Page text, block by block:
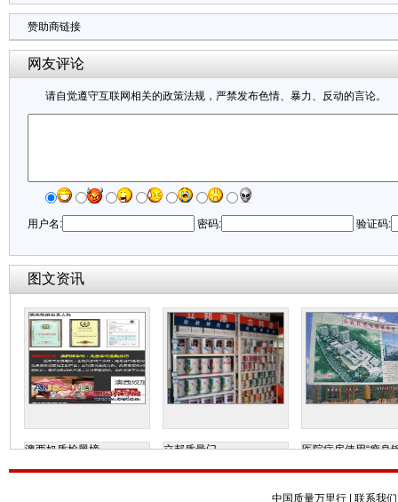
赞助商链接
网友评论
请自觉遵守互联网相关的政策法规，严禁发布色情、暴力、反动的言论。
用户名: 密码: 验证码:
图文资讯
澳西奴质检黑榜 立邦质量门 医院病房使用“瘦身
中国质量万里行| 联系我们